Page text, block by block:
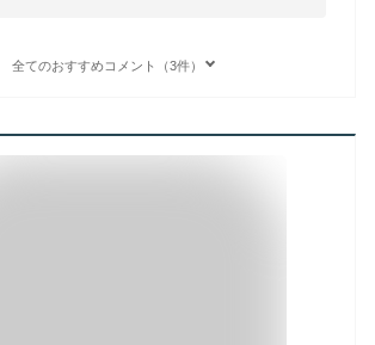
全てのおすすめコメント（3件）